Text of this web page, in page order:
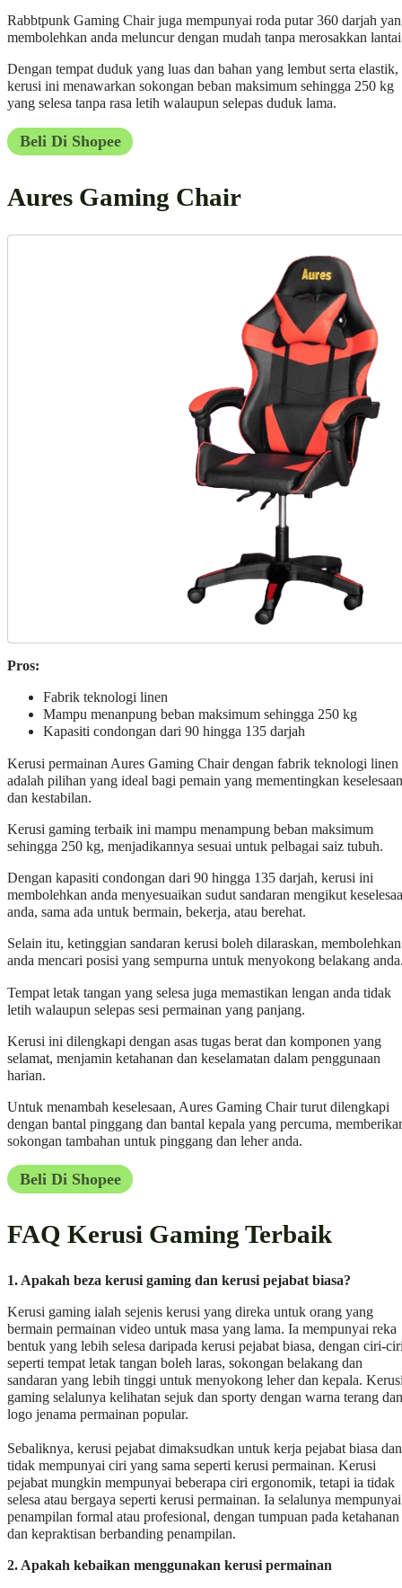
Rabbtpunk Gaming Chair juga mempunyai roda putar 360 darjah
membolehkan anda meluncur dengan mudah tanpa merosakkan
Dengan tempat duduk yang luas dan bahan yang lembut serta elastik,
kerusi ini menawarkan sokongan beban maksimum sehingga 250 kg
yang selesa tanpa rasa letih walaupun selepas duduk lama.
Beli Di Shopee
Aures Gaming Chair
Pros:
Fabrik teknologi linen
Mampu menanpung beban maksimum sehingga 250 kg
Kapasiti condongan dari 90 hingga 135 darjah
Kerusi permainan Aures Gaming Chair dengan fabrik teknologi linen
adalah pilihan yang ideal bagi pemain yang mementingkan keselesaan
dan kestabilan.
Kerusi gaming terbaik ini mampu menampung beban maksimum
sehingga 250 kg, menjadikannya sesuai untuk pelbagai saiz tubuh.
Dengan kapasiti condongan dari 90 hingga 135 darjah, kerusi ini
membolehkan anda menyesuaikan sudut sandaran mengikut
anda, sama ada untuk bermain, bekerja, atau berehat.
Selain itu, ketinggian sandaran kerusi boleh dilaraskan, membolehkan
anda mencari posisi yang sempurna untuk menyokong belakang
Tempat letak tangan yang selesa juga memastikan lengan anda tidak
letih walaupun selepas sesi permainan yang panjang.
Kerusi ini dilengkapi dengan asas tugas berat dan komponen yang
selamat, menjamin ketahanan dan keselamatan dalam penggunaan
harian.
Untuk menambah keselesaan, Aures Gaming Chair turut dilengkapi
dengan bantal pinggang dan bantal kepala yang percuma,
sokongan tambahan untuk pinggang dan leher anda.
Beli Di Shopee
FAQ Kerusi Gaming Terbaik
1. Apakah beza kerusi gaming dan kerusi pejabat biasa?
Kerusi gaming ialah sejenis kerusi yang direka untuk orang yang
bermain permainan video untuk masa yang lama. Ia mempunyai reka
bentuk yang lebih selesa daripada kerusi pejabat biasa, dengan ciri-
seperti tempat letak tangan boleh laras, sokongan belakang dan
sandaran yang lebih tinggi untuk menyokong leher dan kepala.
gaming selalunya kelihatan sejuk dan sporty dengan warna terang dan
logo jenama permainan popular.
Sebaliknya, kerusi pejabat dimaksudkan untuk kerja pejabat biasa dan
tidak mempunyai ciri yang sama seperti kerusi permainan. Kerusi
pejabat mungkin mempunyai beberapa ciri ergonomik, tetapi ia tidak
selesa atau bergaya seperti kerusi permainan. Ia selalunya mempunyai
penampilan formal atau profesional, dengan tumpuan pada ketahanan
dan kepraktisan berbanding penampilan.
2.Apakah kebaikan menggunakan kerusi permainan